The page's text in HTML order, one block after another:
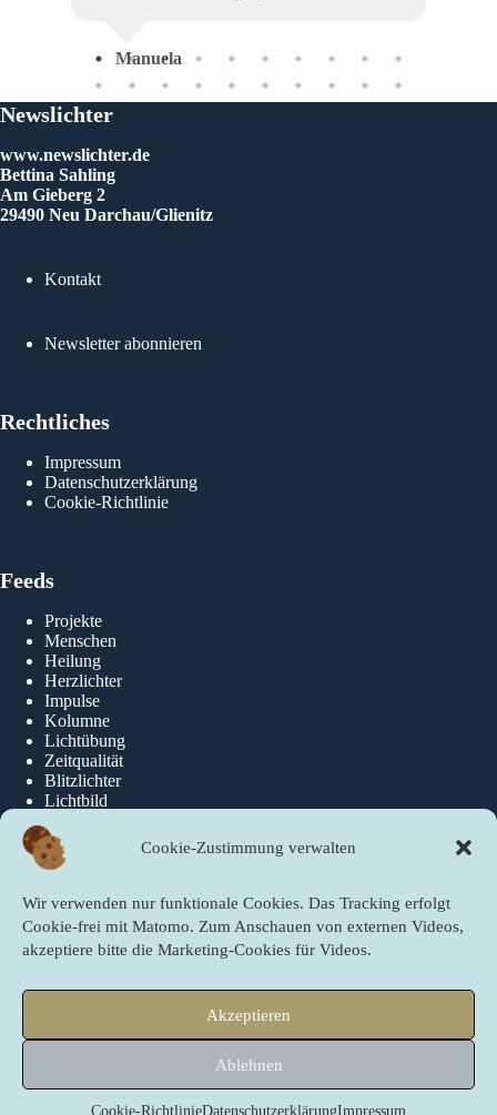
Cookie-Zustimmung verwalten
Wir verwenden nur funktionale Cookies. Das Tracking erfolgt
Cookie-frei mit Matomo. Zum Anschauen von externen Videos,
akzeptiere bitte die Marketing-Cookies für Videos.
Akzeptieren
Ablehnen
Cookie-RichtlinieDatenschutzerklärungImpressum
Manuela
Newslichter
www.newslichter.de
Bettina Sahling
Am Gieberg 2
29490 Neu Darchau/Glienitz
Kontakt
Newsletter abonnieren
Rechtliches
Impressum
Datenschutzerklärung
Cookie-Richtlinie
Feeds
Projekte
Menschen
Heilung
Herzlichter
Impulse
Kolumne
Lichtübung
Zeitqualität
Blitzlichter
Lichtbild
Über Uns
Quicklinks
PartnerInnen der newslichter
Copyright © 2009 - 2026 newslichter next level – Gute Nachrichten
online. Nachdruck – auch auszugsweise – nur mit Genehmigung der